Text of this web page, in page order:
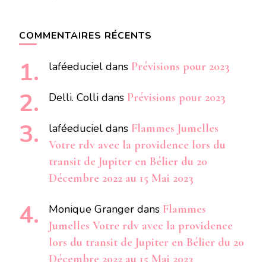
COMMENTAIRES RÉCENTS
laféeduciel dans Prévisions pour 2023
Delli. Colli dans Prévisions pour 2023
laféeduciel dans Flammes Jumelles
Votre rdv avec la providence lors du
transit de Jupiter en Bélier du 20
Décembre 2022 au 15 Mai 2023
Monique Granger dans Flammes
Jumelles Votre rdv avec la providence
lors du transit de Jupiter en Bélier du 20
Décembre 2022 au 15 Mai 2023